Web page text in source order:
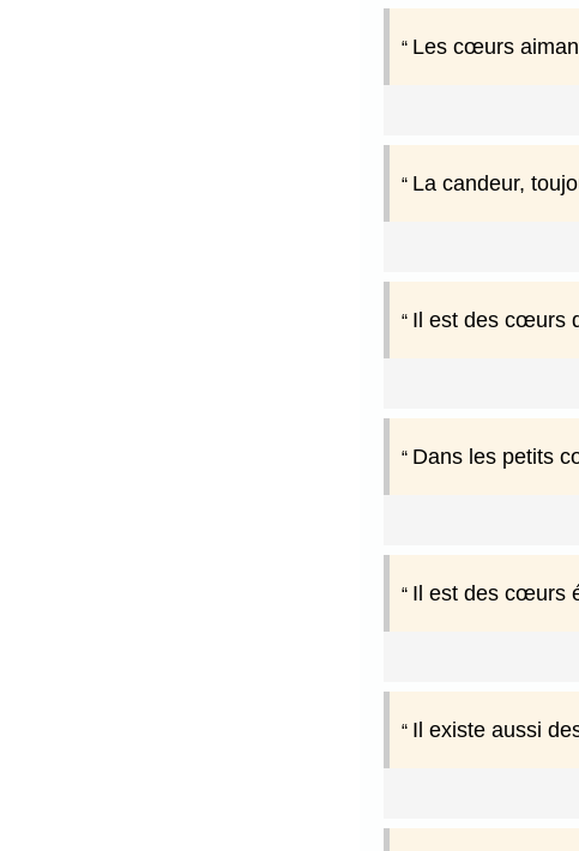
Les cœurs
La candeur,
Il est des cœurs
Dans les petits
Il est des cœurs
Il existe aussi